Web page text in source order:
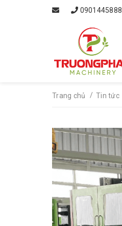
0901445888
Trang chủ / Tin tức